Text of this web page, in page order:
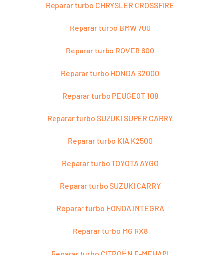
Reparar turbo CHRYSLER CROSSFIRE
Reparar turbo BMW 700
Reparar turbo ROVER 600
Reparar turbo HONDA S2000
Reparar turbo PEUGEOT 108
Reparar turbo SUZUKI SUPER CARRY
Reparar turbo KIA K2500
Reparar turbo TOYOTA AYGO
Reparar turbo SUZUKI CARRY
Reparar turbo HONDA INTEGRA
Reparar turbo MG RX8